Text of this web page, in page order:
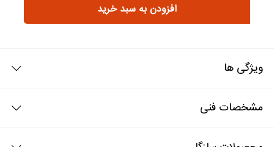
افزودن به سبد خرید
ویژگی ها
کپی کنید و یا اسکن بگیرید زیرا این دستگاه برای آسایش شما تولید شده
مشخصات فنی